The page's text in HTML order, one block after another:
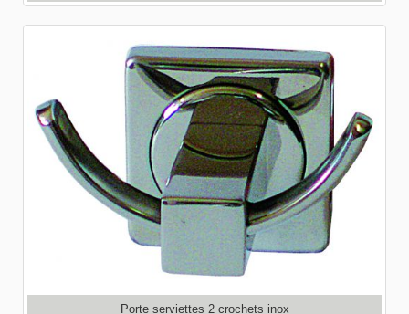
Porte serviettes 2 crochets inox